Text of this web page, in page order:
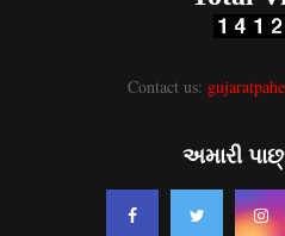
Contact us:
અમારી